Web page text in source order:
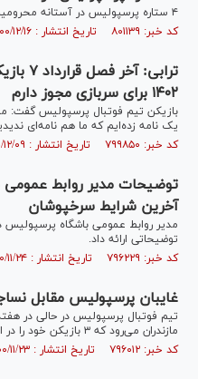
۴ ستاره پرسپولیس در آستانه محرومیت از دربی قرار دارند.
کد خبر: ۸۰۱۱۳۹ تاریخ انتشار : ۱۴۰۰/۱۲/۱۶
۱۴۰۲ برای سربازی مجوز دارم
بازیکن تیم فوتبال پرسپولیس گفت:
یک نامه زده‌ایم که ما هم نامه‌ای
کد خبر: ۷۹۹۸۵۰ تاریخ انتشار : ۱۴۰۰/۱۲/۰۹
توضیحات مدیر روابط عمومی
آخرین شرایط سرخپوشان
مدیر روابط عمومی باشگاه پرسپولیس
توضیحاتی ارائه داد.
کد خبر: ۷۹۶۲۲۹ تاریخ انتشار : ۱۴۰۰/۱۱/۲۴
غایبان پرسپولیس مقابل
تیم فوتبال پرسپولیس در حالی در
مازندران می‌رود که ۳ بازیکن خود را در اختیار ندارد.
کد خبر: ۷۹۶۰۱۲ تاریخ انتشار : ۱۴۰۰/۱۱/۲۳